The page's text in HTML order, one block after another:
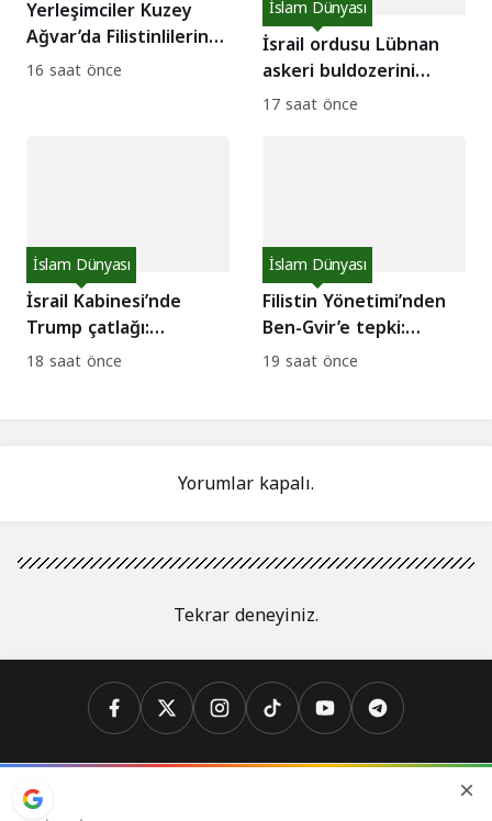
Yerleşimciler Kuzey
Ağvar’da Filistinlilerin
evlerine saldırdı!
16 saat önce
İsrail ordusu Lübnan
askeri buldozerini
hedef aldı: 1 asker
İslam Dünyası
17 saat önce
İsrail Kabinesi’nde
Trump çatlağı:
Saldırılara devam
İslam Dünyası
18 saat önce
Filistin Yönetimi’nden
Ben-Gvir’e tepki:
Kızılhaç yasağına
İslam Dünyası
19 saat önce
Yorumlar kapalı.
Tekrar deneyiniz.
Analiz